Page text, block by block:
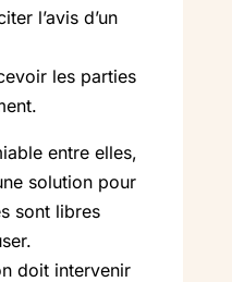
l’avis d’un
les parties
entre elles,
solution pour
sont libres
doit intervenir